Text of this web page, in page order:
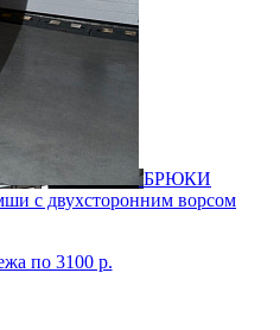
БРЮКИ
с двухсторонним ворсом
по 3100 р.